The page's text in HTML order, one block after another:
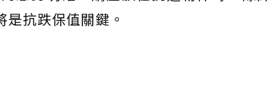
抗跌保值關鍵。